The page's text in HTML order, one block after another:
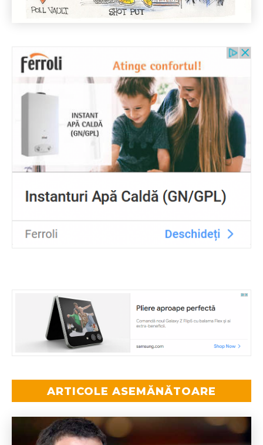
ARTICOLE ASEMĂNĂTOARE